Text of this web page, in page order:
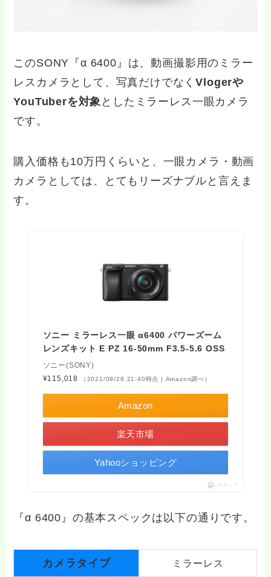
このSONY『α 6400』は、動画撮影用のミラー
レスカメラとして、写真だけでなくVlogerや
YouTuberを対象 としたミラーレス一眼カメラ
です。
購入価格も10万円くらいと、一眼カメラ・動画
カメラとしては、とてもリーズナブルと言えま
す。
ソニー ミラーレス一眼 α6400 パワーズーム
レンズキット E PZ 16-50mm F3.5-5.6 OSS
ソニー(SONY)
¥115,018
（2021/09/28 21:40時点 | Amazon調べ）
Amazon
楽天市場
Yahooショッピング
ポチップ
『α 6400』の基本スペックは以下の通りです。
カメラタイプ ミラーレス